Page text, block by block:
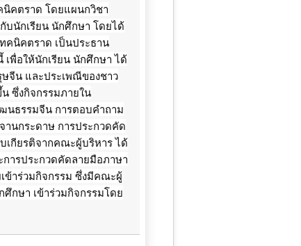
นิคตราด โดยแผนกวิชา
บนักเรียน นักศึกษา โดยได้
คนิคตราด เป็นประธาน
เพื่อให้นักเรียน นักศึกษา ได้
จีน และประเพณีของชาว
ซึ่งกิจกรรมภายใน
นธรรมจีน การตอบคำถาม
านกระดาษ การประกวดคัด
เกียรติจากคณะผู้บริหาร ได้
ารประกวดคัดลายมือภาษา
ข้าร่วมกิจกรรม ซึ่งมีคณะผู้
กษา เข้าร่วมกิจกรรมโดย